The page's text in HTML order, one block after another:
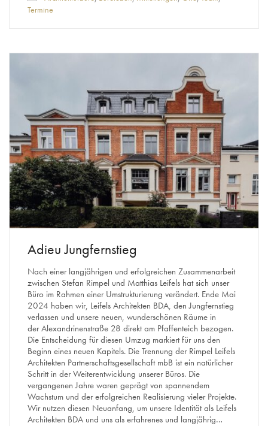
Termine
Adieu Jungfernstieg
Nach einer langjährigen und erfolgreichen Zusammenarbeit
zwischen Stefan Rimpel und Matthias Leifels hat sich unser
Büro im Rahmen einer Umstrukturierung verändert. Ende Mai
2024 haben wir, Leifels Architekten BDA, den Jungfernstieg
verlassen und unsere neuen, wunderschönen Räume in
der Alexandrinenstraße 28 direkt am Pfaffenteich bezogen.
Die Entscheidung für diesen Umzug markiert für uns den
Beginn eines neuen Kapitels. Die Trennung der Rimpel Leifels
Architekten Partnerschaftsgesellschaft mbB ist ein natürlicher
Schritt in der Weiterentwicklung unserer Büros. Die
vergangenen Jahre waren geprägt von spannendem
Wachstum und der erfolgreichen Realisierung vieler Projekte.
Wir nutzen diesen Neuanfang, um unsere Identität als Leifels
Architekten BDA und uns als erfahrenes und langjährig…